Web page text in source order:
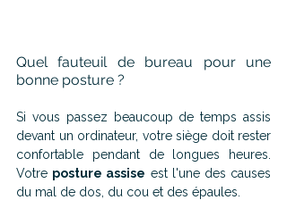
Quel fauteuil de bureau pour une
bonne posture ?
Si vous passez beaucoup de temps assis
devant un ordinateur, votre siège doit rester
confortable pendant de longues heures.
Votre posture assise est l'une des causes
du mal de dos, du cou et des épaules.